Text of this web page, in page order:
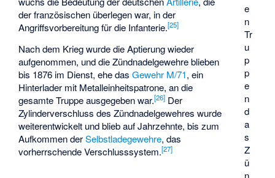
e
n
Tr
u
p
p
e
n
d
a
s
Z
ü
n
der französischen überlegen war, in der
Angriffsvorbereitung für die Infanterie.[25]
Nach dem Krieg wurde die Aptierung wieder
aufgenommen, und die Zündnadelgewehre blieben
bis 1876 im Dienst, ehe dasGewehr M/71, ein
Hinterlader mit Metalleinheitspatrone, an die
gesamte Truppe ausgegeben war.[26] Der
Zylinderverschluss des Zündnadelgewehres wurde
weiterentwickelt und blieb auf Jahrzehnte, bis zum
Aufkommen derSelbstladegewehre, das
vorherrschende Verschlusssystem.[27]